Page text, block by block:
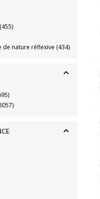
(455)
de nature réflexive (434)